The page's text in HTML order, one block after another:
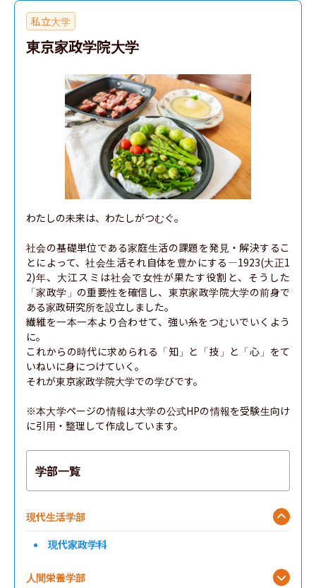
情報科学部
私立大学
東京家政学院大学
わたしの未来は、わたしがつむぐ。
社会の基礎単位である家庭生活の課題を発見・解決するこ
とによって、社会生活それ自体を豊かにする—1923(大正1
2)年、大江スミは社会で女性が果たす役割と、そうした
「家政学」の重要性を確信し、東京家政学院大学の前身で
ある家政研究所を設立しました。
繊維を一本一本より合わせて、強い糸をつむいでいくよう
に。
これからの時代に求められる「知」と「技」と「心」をて
いねいに身につけていく。
それが東京家政学院大学での学びです。
※本大学ページの情報は大学の公式HPの情報を受験生向け
に引用・整理して作成しています。
学部一覧
現代生活学部
現代家政学科
人間栄養学部